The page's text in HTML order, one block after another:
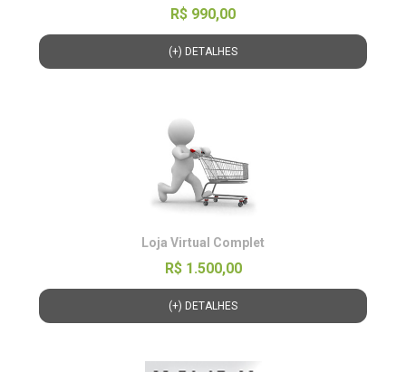
R$ 990,00
(+) DETALHES
Loja Virtual Complet
R$ 1.500,00
(+) DETALHES